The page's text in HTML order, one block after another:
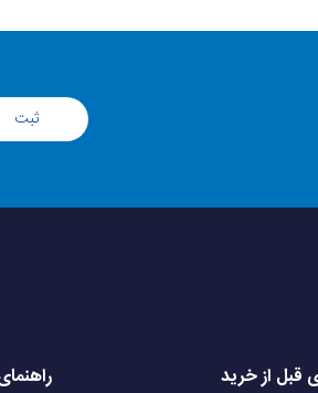
که منجر به آسیب قطعه شود
تاچ ال سی را به همراه گارانتی دیگارد ( یک ماه
ویدئو کامل و بدون برش از آنباکس تهیه
در صورت نصب غیر اصولی یا دست کاری فنی،
ثبت
قبل از خرید